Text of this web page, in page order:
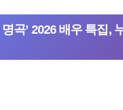
명곡’ 2026 배우 특집,